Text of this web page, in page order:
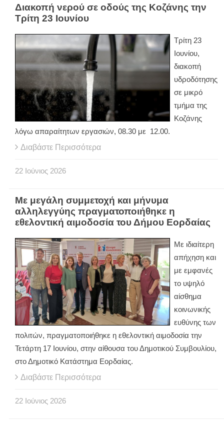
Διακοπή νερού σε οδούς της Κοζάνης την
Τρίτη 23 Ιουνίου
Τρίτη 23
Ιουνίου,
διακοπή
υδροδότησης
σε μικρό
τμήμα της
Κοζάνης
λόγω απαραίτητων εργασιών, 08.30 με 12.00.
Διαβάστε Περισσότερα
22 Ιούνιος 2026
Με μεγάλη συμμετοχή και μήνυμα
αλληλεγγύης πραγματοποιήθηκε η
εθελοντική αιμοδοσία του Δήμου Εορδαίας
Με ιδιαίτερη
απήχηση και
με εμφανές
το υψηλό
αίσθημα
κοινωνικής
ευθύνης των
πολιτών, πραγματοποιήθηκε η εθελοντική αιμοδοσία την
Τετάρτη 17 Ιουνίου, στην αίθουσα του Δημοτικού Συμβουλίου,
στο Δημοτικό Κατάστημα Εορδαίας.
Διαβάστε Περισσότερα
22 Ιούνιος 2026